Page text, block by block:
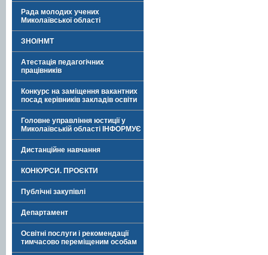
Рада молодих учених
Миколаївської області
ЗНО/НМТ
Атестація педагогічних
працівників
Конкурс на заміщення вакантних
посад керівників закладів освіти
Головне управління юстиції у
Миколаївській області ІНФОРМУЄ
Дистанційне навчання
КОНКУРСИ. ПРОЄКТИ
Публічні закупівлі
Департамент
Освітні послуги і рекомендації
тимчасово переміщеним особам